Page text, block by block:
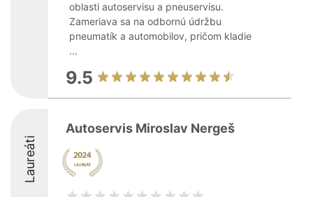
oblasti autoservisu a pneuservisu.
Zameriava sa na odbornú údržbu
pneumatík a automobilov, pričom kladie
...
9.5
Laureáti
Autoservis Miroslav Nergeš